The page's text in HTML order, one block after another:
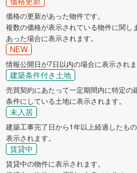
価格の更新があった物件です。
複数の価格が表示されている物件に関
あった場合に表示されます。
NEW
情報公開日が7日以内の場合に表示されま
建築条件付き土地
売買契約にあたって一定期間内に特定の
条件にしている土地に表示されます。
未入居
建築工事完了日から1年以上経過したも
表示されます。
賃貸中
賃貸中の物件に表示されます。